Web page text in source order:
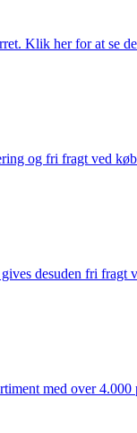
Klik her for at se
og fri fragt ved
desuden fri
med over